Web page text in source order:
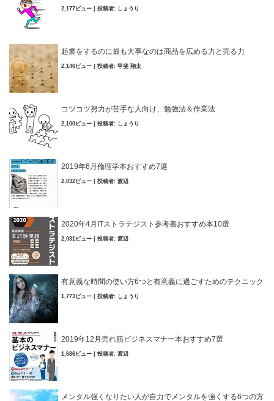
2,177ビュー 投稿者: しょうり
起業をするのに最も大事なのは商品を広める力と売る力
2,146ビュー 投稿者: 甲斐 翔太
コツコツ努力が苦手な人向け、勉強法＆作業法
2,100ビュー 投稿者: しょうり
2019年6月倫理学本おすすめ7選
2,032ビュー 投稿者: 渡辺
2020年4月ITストラテジスト参考書おすすめ本10選
2,031ビュー 投稿者: 渡辺
有意義な時間の使い方6つと有意義に過ごすためのテクニック
1,773ビュー 投稿者: しょうり
2019年12月売れ筋ビジネスマナー本おすすめ7選
1,686ビュー 投稿者: 渡辺
メンタル強くなりたい人が自力でメンタルを強くする6つの方